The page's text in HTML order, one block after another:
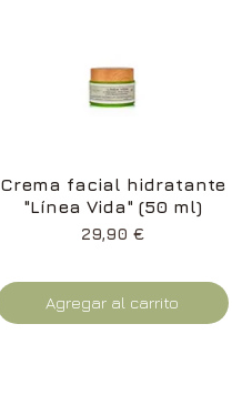
Vista rápida
Crema facial hidratante
"Línea Vida" (50 ml)
Precio
29,90 €
Agregar al carrito